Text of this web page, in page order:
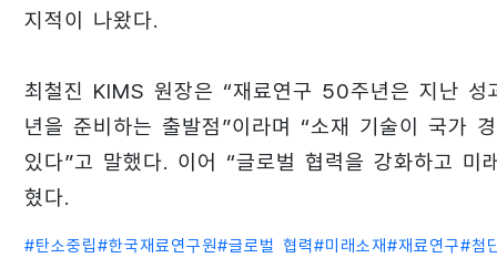
지적이 나왔다.
최철진 KIMS 원장은 “재료연구 50주년은 지난
년을 준비하는 출발점”이라며 “소재 기술이 국가
있다”고 말했다. 이어 “글로벌 협력을 강화하고
혔다.
#탄소중립#한국재료연구원#글로벌 협력#미래소재#재료연구#첨